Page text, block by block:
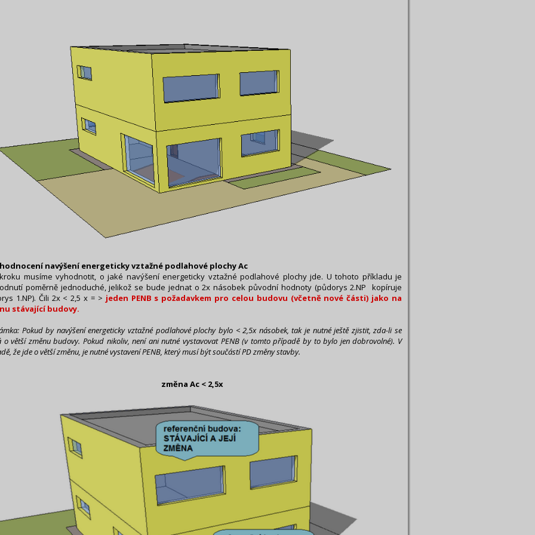
navýšení energeticky vztažné podlahové plochy Ac
musíme vyhodnotit, o jaké navýšení energeticky vztažné podlahové plochy jde. U tohoto příkladu je
poměrně jednoduché, jelikož se bude jednat o 2x násobek původní hodnoty (půdorys 2.NP kopíruje
1.NP). Čili 2x < 2,5 x = > jeden PENB s požadavkem pro celou budovu (včetně nové části) jako na
stávající budovy.
Pokud by navýšení energeticky vztažné podlahové plochy bylo < 2,5x násobek, tak je nutné ještě zjistit, zda-li se
o větší změnu budovy. Pokud nikoliv, není ani nutné vystavovat PENB (v tomto případě by to bylo jen dobrovolné). V
že jde o větší změnu, je nutné vystavení PENB, který musí být součástí PD změny stavby.
změna Ac < 2,5x